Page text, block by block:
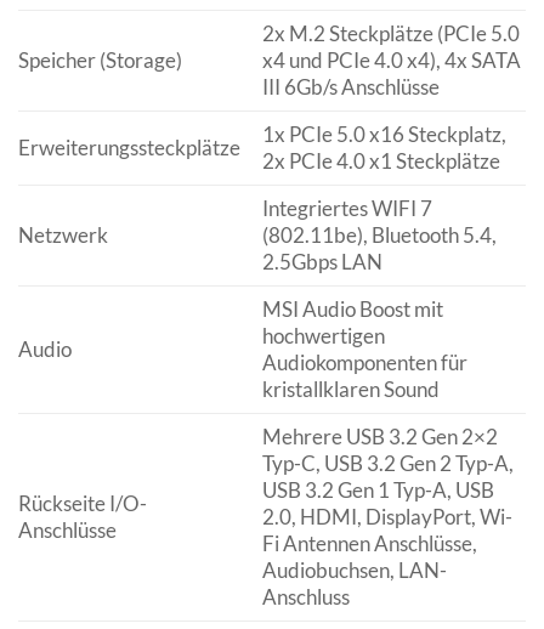
Speicher (Storage)
2x M.2 Steckplätze (PCIe 5.0
x4 und PCIe 4.0 x4), 4x SATA
III 6Gb/s Anschlüsse
Erweiterungssteckplätze
1x PCIe 5.0 x16 Steckplatz,
2x PCIe 4.0 x1 Steckplätze
Netzwerk
Integriertes WIFI 7
(802.11be), Bluetooth 5.4,
2.5Gbps LAN
Audio
MSI Audio Boost mit
hochwertigen
Audiokomponenten für
kristallklaren Sound
Rückseite I/O-
Anschlüsse
Mehrere USB 3.2 Gen 2×2
Typ-C, USB 3.2 Gen 2 Typ-A,
USB 3.2 Gen 1 Typ-A, USB
2.0, HDMI, DisplayPort, Wi-
Fi Antennen Anschlüsse,
Audiobuchsen, LAN-
Anschluss